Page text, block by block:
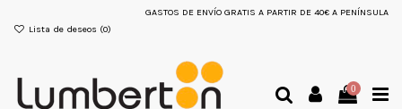
GASTOS DE ENVÍO GRATIS A PARTIR DE 40€ A PENÍNSULA
Lista de deseos (0)
0